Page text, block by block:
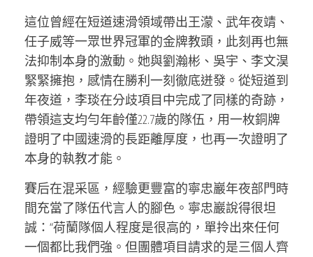
這位曾經在短道速滑領域帶出王濛、武年夜靖、
任子威等一眾世界冠軍的金牌教頭，此刻再也無
法抑制本身的激動。她與劉瀚彬、吳宇、李文淏
緊緊擁抱，感情在勝利一刻徹底迸發。從短道到
年夜道，李琰在分歧項目中完成了同樣的奇跡，
帶領這支均勻年齡僅22.7歲的隊伍，用一枚銅牌
證明了中國速滑的長距離厚度，也再一次證明了
本身的執教才能。
賽后在混采區，經驗更豐富的寧忠巖年夜部門時
間充當了隊伍代言人的腳色。寧忠巖說得很坦
誠：“荷蘭隊個人程度是很高的，單拎出來任何
一個都比我們強。但團體項目請求的是三個人齊